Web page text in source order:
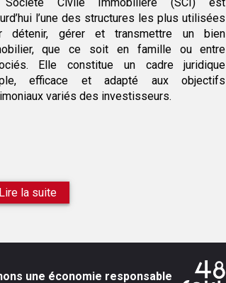
Civile Immobilière (SCI) est
l’une des structures les plus utilisées
détenir, gérer et transmettre un bien
que ce soit en famille ou entre
Elle constitue un cadre juridique
efficace et adapté aux objectifs
variés des investisseurs.
la suite
une économie responsable